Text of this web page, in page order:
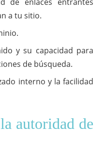
a tu sitio.
y su capacidad para
de búsqueda.
interno y la facilidad
autoridad de